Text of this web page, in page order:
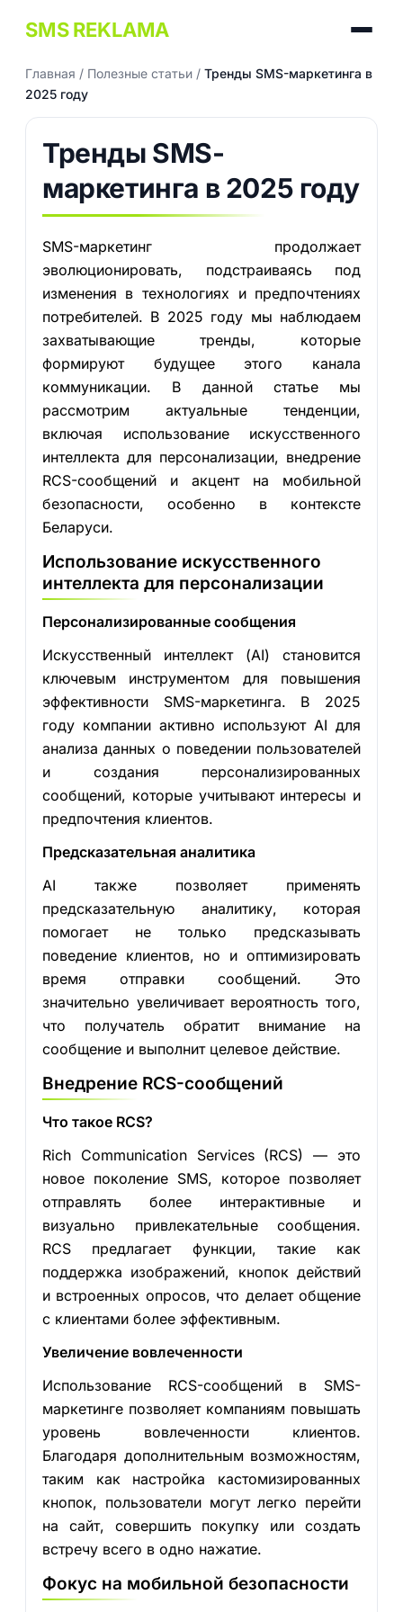
SMS REKLAMA
Главная / Полезные статьи/ Тренды SMS-маркетинга в
2025 году
Тренды SMS-
маркетинга в 2025 году
SMS-маркетинг продолжает
эволюционировать, подстраиваясь под
изменения в технологиях и предпочтениях
потребителей. В 2025 году мы наблюдаем
захватывающие тренды, которые
формируют будущее этого канала
коммуникации. В данной статье мы
рассмотрим актуальные тенденции,
включая использование искусственного
интеллекта для персонализации, внедрение
RCS-сообщений и акцент на мобильной
безопасности, особенно в контексте
Беларуси.
Использование искусственного
интеллекта для персонализации
Персонализированные сообщения
Искусственный интеллект (AI) становится
ключевым инструментом для повышения
эффективности SMS-маркетинга. В 2025
году компании активно используют AI для
анализа данных о поведении пользователей
и создания персонализированных
сообщений, которые учитывают интересы и
предпочтения клиентов.
Предсказательная аналитика
AI также позволяет применять
предсказательную аналитику, которая
помогает не только предсказывать
поведение клиентов, но и оптимизировать
время отправки сообщений. Это
значительно увеличивает вероятность того,
что получатель обратит внимание на
сообщение и выполнит целевое действие.
Внедрение RCS-сообщений
Что такое RCS?
Rich Communication Services (RCS) — это
новое поколение SMS, которое позволяет
отправлять более интерактивные и
визуально привлекательные сообщения.
RCS предлагает функции, такие как
поддержка изображений, кнопок действий
и встроенных опросов, что делает общение
с клиентами более эффективным.
Увеличение вовлеченности
Использование RCS-сообщений в SMS-
маркетинге позволяет компаниям повышать
уровень вовлеченности клиентов.
Благодаря дополнительным возможностям,
таким как настройка кастомизированных
кнопок, пользователи могут легко перейти
на сайт, совершить покупку или создать
встречу всего в одно нажатие.
Фокус на мобильной безопасности